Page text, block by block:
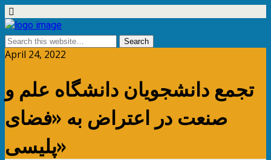
April 24, 2022
تجمع دانشجویان دانشگاه علم و
صنعت در اعتراض به «فضای
پلیسی»